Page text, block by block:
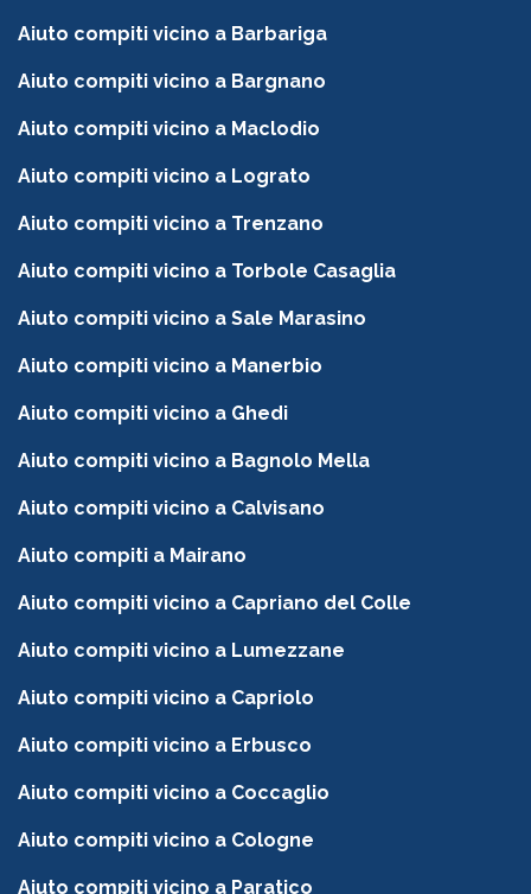
Aiuto compiti vicino a Barbariga
Aiuto compiti vicino a Bargnano
Aiuto compiti vicino a Maclodio
Aiuto compiti vicino a Lograto
Aiuto compiti vicino a Trenzano
Aiuto compiti vicino a Torbole Casaglia
Aiuto compiti vicino a Sale Marasino
Aiuto compiti vicino a Manerbio
Aiuto compiti vicino a Ghedi
Aiuto compiti vicino a Bagnolo Mella
Aiuto compiti vicino a Calvisano
Aiuto compiti a Mairano
Aiuto compiti vicino a Capriano del Colle
Aiuto compiti vicino a Lumezzane
Aiuto compiti vicino a Capriolo
Aiuto compiti vicino a Erbusco
Aiuto compiti vicino a Coccaglio
Aiuto compiti vicino a Cologne
Aiuto compiti vicino a Paratico